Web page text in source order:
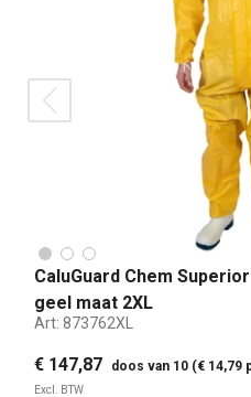
CaluGuard Chem
geel maat 2XL
Art: 873762XL
€ 147,87 doos van 10 (€ 14,79
Excl. BTW
prev